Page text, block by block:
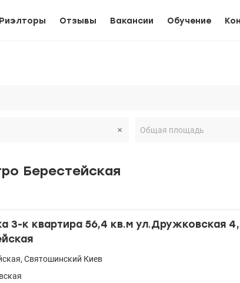
Риэлторы Отзывы Вакансии Обучение
Берестейская
3-к квартира 56,4 кв.м ул.Дружковская
, Святошинский Киев